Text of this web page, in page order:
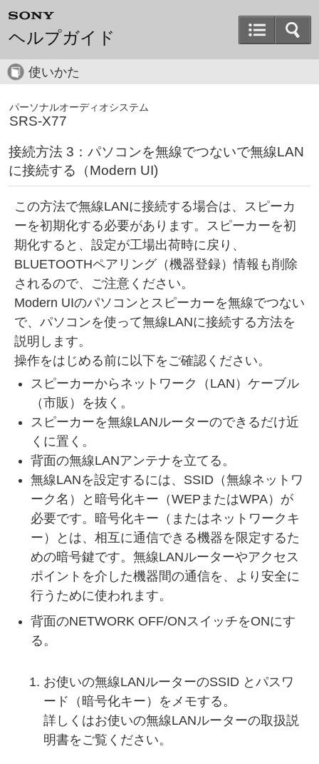
ヘルプガイド
使いかた
パーソナルオーディオシステム
SRS-X77
接続方法 3：パソコンを無線でつないで無線LAN
に接続する（Modern UI)
この方法で無線LANに接続する場合は、スピーカ
ーを初期化する必要があります。スピーカーを初
期化すると、設定が工場出荷時に戻り、
BLUETOOTHペアリング（機器登録）情報も削除
されるので、ご注意ください。
Modern UIのパソコンとスピーカーを無線でつない
で、パソコンを使って無線LANに接続する方法を
説明します。
操作をはじめる前に以下をご確認ください。
スピーカーからネットワーク（LAN）ケーブル
（市販）を抜く。
スピーカーを無線LANルーターのできるだけ近
くに置く。
背面の無線LANアンテナを立てる。
無線LANを設定するには、SSID（無線ネットワ
ーク名）と暗号化キー（WEPまたはWPA）が
必要です。暗号化キー（またはネットワークキ
ー）とは、相互に通信できる機器を限定するた
めの暗号鍵です。無線LANルーターやアクセス
ポイントを介した機器間の通信を、より安全に
行うために使われます。
背面のNETWORK OFF/ONスイッチをONにす
る。
お使いの無線LANルーターのSSID とパスワ
ード（暗号化キー）をメモする。
詳しくはお使いの無線LANルーターの取扱説
明書をご覧ください。